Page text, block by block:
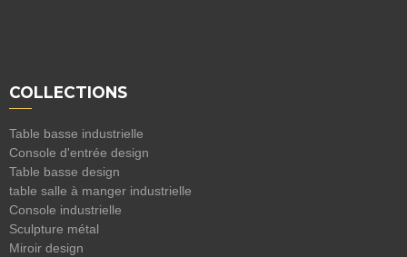
COLLECTIONS
Table basse industrielle
Console d'entrée design
Table basse design
table salle à manger industrielle
Console industrielle
Sculpture métal
Miroir design